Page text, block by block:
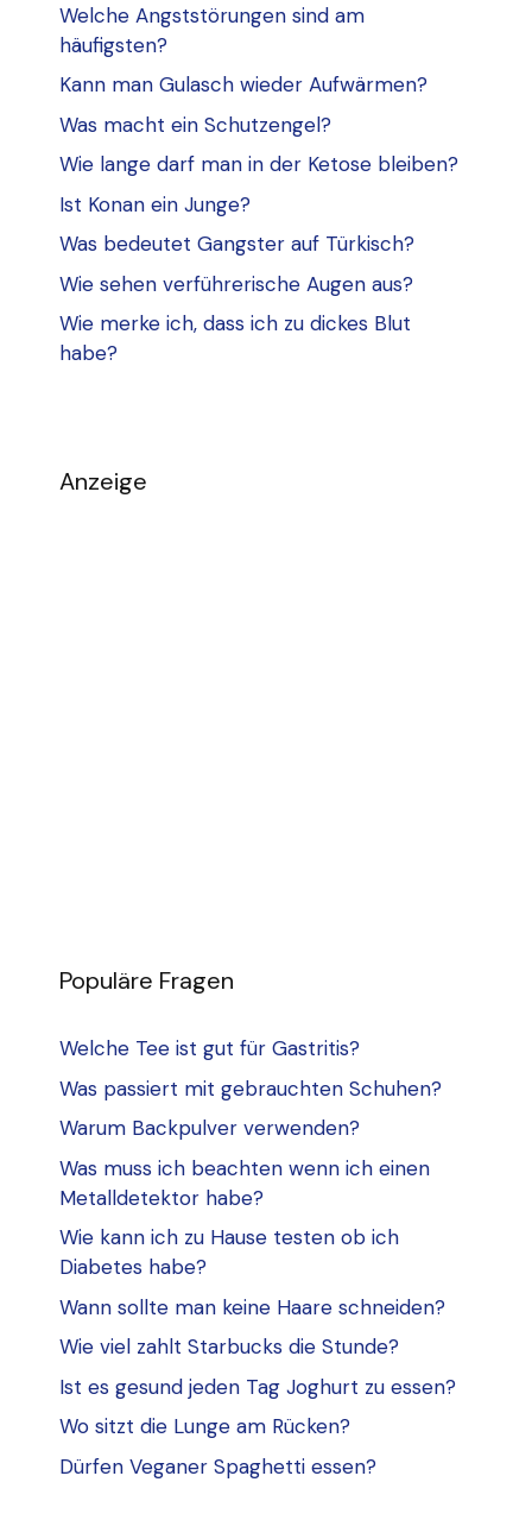
Welche Angststörungen sind am
häufigsten?
Kann man Gulasch wieder Aufwärmen?
Was macht ein Schutzengel?
Wie lange darf man in der Ketose bleiben?
Ist Konan ein Junge?
Was bedeutet Gangster auf Türkisch?
Wie sehen verführerische Augen aus?
Wie merke ich, dass ich zu dickes Blut
habe?
Anzeige
Populäre Fragen
Welche Tee ist gut für Gastritis?
Was passiert mit gebrauchten Schuhen?
Warum Backpulver verwenden?
Was muss ich beachten wenn ich einen
Metalldetektor habe?
Wie kann ich zu Hause testen ob ich
Diabetes habe?
Wann sollte man keine Haare schneiden?
Wie viel zahlt Starbucks die Stunde?
Ist es gesund jeden Tag Joghurt zu essen?
Wo sitzt die Lunge am Rücken?
Dürfen Veganer Spaghetti essen?